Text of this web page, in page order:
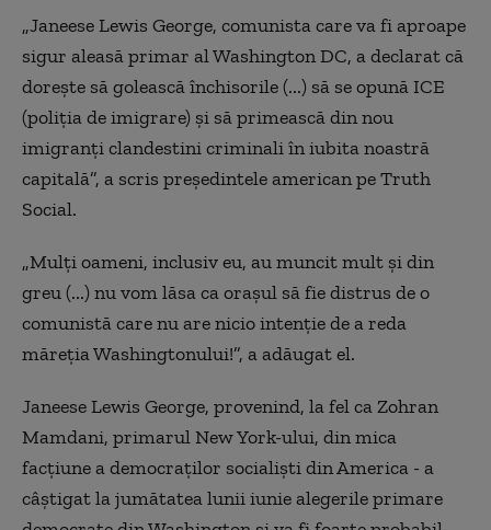
„Janeese Lewis George, comunista care va fi aproape
sigur aleasă primar al Washington DC, a declarat că
doreşte să golească închisorile (...) să se opună ICE
(poliţia de imigrare) şi să primească din nou
imigranţi clandestini criminali în iubita noastră
capitală”, a scris preşedintele american pe Truth
Social.
„Mulţi oameni, inclusiv eu, au muncit mult şi din
greu (...) nu vom lăsa ca oraşul să fie distrus de o
comunistă care nu are nicio intenţie de a reda
măreţia Washingtonului!”, a adăugat el.
Janeese Lewis George, provenind, la fel ca Zohran
Mamdani, primarul New York-ului, din mica
facţiune a democraţilor socialişti din America - a
câştigat la jumătatea lunii iunie alegerile primare